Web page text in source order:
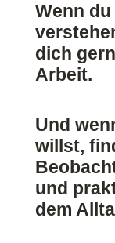
Wenn
dich
Arbeit.
Und
willst,
und
dem